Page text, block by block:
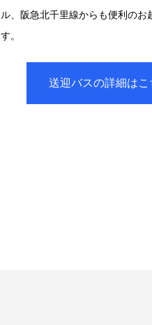
ル、阪急北千里線からも便利のお
す。
送迎バスの詳細はこ